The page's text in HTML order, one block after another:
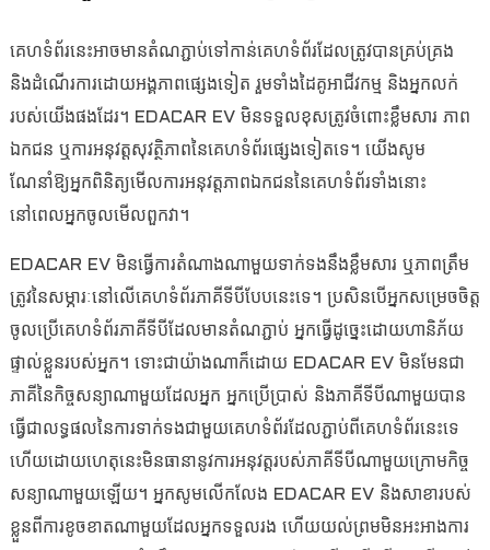
គេហទំព័រនេះអាចមានតំណភ្ជាប់ទៅកាន់គេហទំព័រដែលត្រូវបានគ្រប់គ្រង
និងដំណើរការដោយអង្គភាពផ្សេងទៀត រួមទាំងដៃគូអាជីវកម្ម និងអ្នកលក់
របស់យើងផងដែរ។ EDACAR EV មិនទទួលខុសត្រូវចំពោះខ្លឹមសារ ភាព
ឯកជន ឬការអនុវត្តសុវត្ថិភាពនៃគេហទំព័រផ្សេងទៀតទេ។ យើងសូម
ណែនាំឱ្យអ្នកពិនិត្យមើលការអនុវត្តភាពឯកជននៃគេហទំព័រទាំងនោះ
នៅពេលអ្នកចូលមើលពួកវា។
EDACAR EV មិនធ្វើការតំណាងណាមួយទាក់ទងនឹងខ្លឹមសារ ឬភាពត្រឹម
ត្រូវនៃសម្ភារៈនៅលើគេហទំព័រភាគីទីបីបែបនេះទេ។ ប្រសិនបើអ្នកសម្រេចចិត្ត
ចូលប្រើគេហទំព័រភាគីទីបីដែលមានតំណភ្ជាប់ អ្នកធ្វើដូច្នេះដោយហានិភ័យ
ផ្ទាល់ខ្លួនរបស់អ្នក។ ទោះជាយ៉ាងណាក៏ដោយ EDACAR EV មិនមែនជា
ភាគីនៃកិច្ចសន្យាណាមួយដែលអ្នក អ្នកប្រើប្រាស់ និងភាគីទីបីណាមួយបាន
ធ្វើជាលទ្ធផលនៃការទាក់ទងជាមួយគេហទំព័រដែលភ្ជាប់ពីគេហទំព័រនេះទេ
ហើយដោយហេតុនេះមិនធានានូវការអនុវត្តរបស់ភាគីទីបីណាមួយក្រោមកិច្ច
សន្យាណាមួយឡើយ។ អ្នកសូមលើកលែង EDACAR EV និងសាខារបស់
ខ្លួនពីការខូចខាតណាមួយដែលអ្នកទទួលរង ហើយយល់ព្រមមិនអះអាងការ